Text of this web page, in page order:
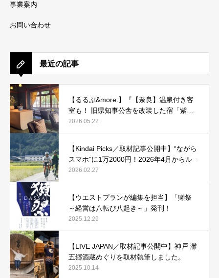
事業案内
お問い合わせ
最近の記事
【るるぶ&more.】『【奈良】温泉付き客
室も！ 旧県知事公舎を改装した宿「紫翠
ラグジュアリーコレクションホテル 奈
良」で贅沢ステイ』
2026.05.22
【Kindai Picks／取材記事公開中】“ながら
スマホ”に1万2000円！2026年4月からルー
ル化される、自転車の「青切符」とは？
2026.02.27
【ウエストプランが編集を担当】「獺祭
～経営は八転び八起き～」発刊！
2025.12.29
【LIVE JAPAN／取材記事公開中】神戸 灘
五郷酒蔵めぐりを取材執筆しました。
2025.10.14